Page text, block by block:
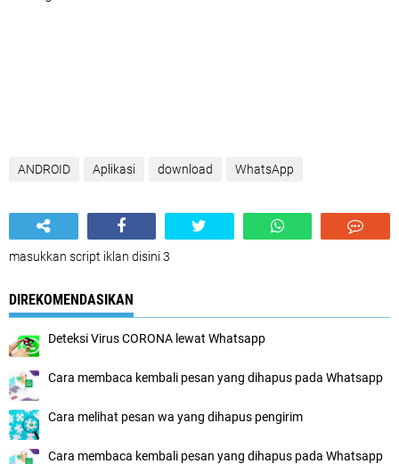
ANDROID Aplikasi download WhatsApp
masukkan script iklan disini 3
DIREKOMENDASIKAN
Deteksi Virus CORONA lewat Whatsapp
Cara membaca kembali pesan yang dihapus pada Whatsapp
Cara melihat pesan wa yang dihapus pengirim
Cara membaca kembali pesan yang dihapus pada Whatsapp